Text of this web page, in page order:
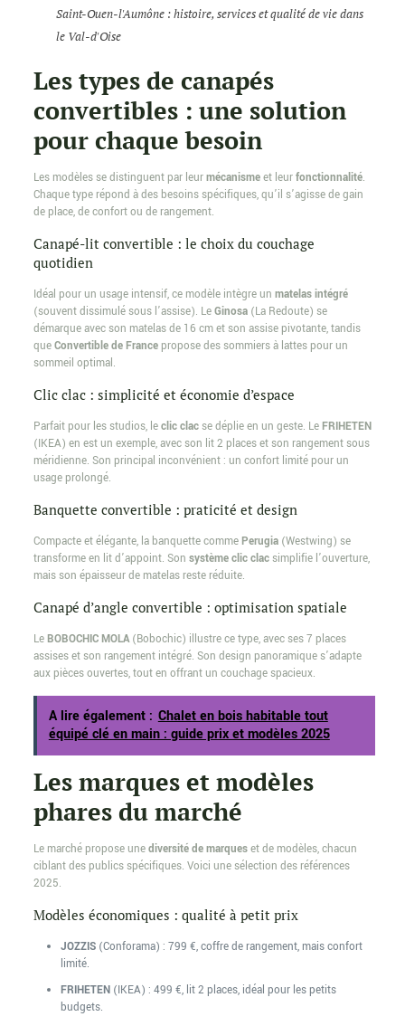
Saint-Ouen-l'Aumône : histoire, services et qualité de vie dans
le Val-d'Oise
Les types de canapés
convertibles : une solution
pour chaque besoin
Les modèles se distinguent par leurmécanismeet leurfonctionnalité.
Chaque type répond à des besoins spécifiques, qu’il s’agisse de gain
de place, de confort ou de rangement.
Canapé-lit convertible : le choix du couchage
quotidien
Idéal pour un usage intensif, ce modèle intègre un matelas intégré
(souvent dissimulé sous l’assise). LeGinosa(La Redoute) se
démarque avec son matelas de 16 cm et son assise pivotante, tandis
queConvertible de Francepropose des sommiers à lattes pour un
sommeil optimal.
Clic clac : simplicité et économie d’espace
Parfait pour les studios, leclic clacse déplie en un geste. LeFRIHETEN
(IKEA) en est un exemple, avec son lit 2 places et son rangement sous
méridienne. Son principal inconvénient : un confort limité pour un
usage prolongé.
Banquette convertible : praticité et design
Compacte et élégante, la banquette commePerugia(Westwing) se
transforme en lit d’appoint. Son système clic clacsimplifie l’ouverture,
mais son épaisseur de matelas reste réduite.
Canapé d’angle convertible : optimisation spatiale
LeBOBOCHIC MOLA(Bobochic) illustre ce type, avec ses 7 places
assises et son rangement intégré. Son design panoramique s’adapte
aux pièces ouvertes, tout en offrant un couchage spacieux.
A lire également : Chalet en bois habitable tout
équipé clé en main : guide prix et modèles 2025
Les marques et modèles
phares du marché
Le marché propose unediversité de marqueset de modèles, chacun
ciblant des publics spécifiques. Voici une sélection des références
2025.
Modèles économiques : qualité à petit prix
JOZZIS(Conforama) : 799 €, coffre de rangement, mais confort
limité.
FRIHETEN(IKEA) : 499 €, lit 2 places, idéal pour les petits
budgets.